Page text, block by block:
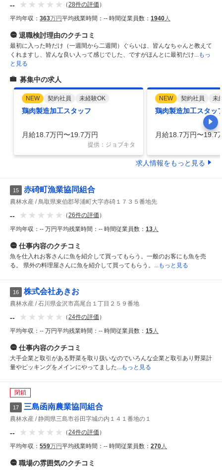
-- （28件の評価 ）
平均年収： 363万円平均残業時間： -- 時間従業員数： 1940人
退職検討理由のクチコミ
最初に入った時だけ（一週間から二週間）ぐらいは、皆んなちゃんと教えて
くれますし、皆んな良い人って感じでした、ですがほんとに最初だけ...もっ
と見る
募集中の求人
NEW 契約社員 未経験OK
鶏肉製造加工スタッフ
月給18.7万円〜19.7万円
提供：ジョブキタ
NEW 契約社員 未
鶏肉製造加工スタッ
月給18.7万円〜19.7
求人情報をもっと見る
15 赤碕町漁業協同組合
農林水産 鳥取県東伯郡琴浦町大字赤碕１７３５番地先
-- （26件の評価 ）
平均年収： -- 万円平均残業時間： -- 時間従業員数： 13人
仕事内容のクチコミ
魚を仕入れお客さんに魚を紹介して買ってもらう。一般のお客にも魚を売
る。 県外の料理屋さんに魚を紹介して買ってもらう。 ...もっと見る
16 株式会社あきお
農林水産 石川県金沢市高尾台１丁目２５９番地
-- （24件の評価 ）
平均年収： -- 万円平均残業時間： -- 時間従業員数： 15人
仕事内容のクチコミ
大手企業と取引がある野菜を取り扱いなのでいろんな企業と取引あり野菜計
量やピッキングをメインにやってました...もっと見る
閉鎖
17 三島函南農業協同組合
農林水産 静岡県三島市谷田字城の内１４１番地の１
-- （24件の評価 ）
平均年収： 559万円平均残業時間： -- 時間従業員数： 270人
職場の雰囲気のクチコミ